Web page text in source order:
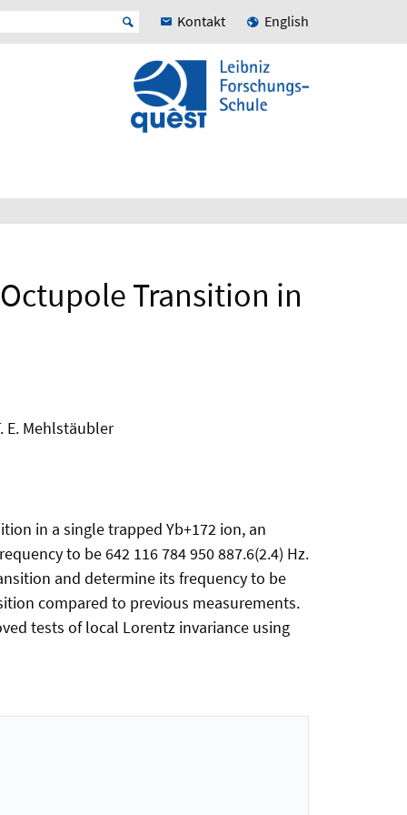
Kontakt English
Transition in
E. Mehlstäubler
in a single trapped Yb+172 ion, an
to be 642 116 784 950 887.6(2.4) Hz.
and determine its frequency to be
compared to previous measurements.
tests of local Lorentz invariance using